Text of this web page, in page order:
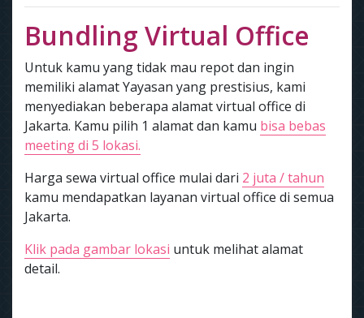
Bundling Virtual Office
Untuk kamu yang tidak mau repot dan ingin
memiliki alamat Yayasan yang prestisius, kami
menyediakan beberapa alamat virtual office di
Jakarta. Kamu pilih 1 alamat dan kamu bisa bebas
meeting di 5 lokasi.
Harga sewa virtual office mulai dari 2 juta / tahun
kamu mendapatkan layanan virtual office di semua
Jakarta.
Klik pada gambar lokasi untuk melihat alamat
detail.